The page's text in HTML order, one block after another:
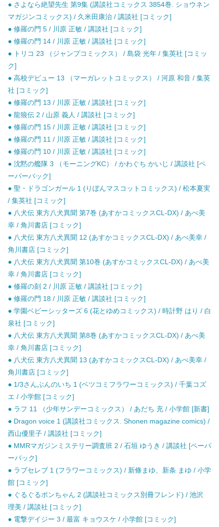
● さよなら絶望先生 第9集 (講談社コミックス 3854巻. ショウネン
マガジンコミックス) / 久米田康治 / 講談社 [コミック]
● 修羅の門 5 / 川原 正敏 / 講談社 [コミック]
● 修羅の門 14 / 川原 正敏 / 講談社 [コミック]
● トリコ 23 （ジャンプコミックス） / 島袋 光年 / 集英社 [コミッ
ク]
● 高校デビュー 13 （マーガレットコミックス） / 河原 和音 / 集英
社 [コミック]
● 修羅の門 13 / 川原 正敏 / 講談社 [コミック]
● 龍狼伝 2 / 山原 義人 / 講談社 [コミック]
● 修羅の門 15 / 川原 正敏 / 講談社 [コミック]
● 修羅の門 11 / 川原 正敏 / 講談社 [コミック]
● 修羅の門 10 / 川原 正敏 / 講談社 [コミック]
● 沈黙の艦隊 3 （モーニングKC） / かわぐち かいじ / 講談社 [ペ
ーパーバック]
● 聖・ドラゴンガール 1 (りぼんマスコットコミックス) / 松本夏実
/ 集英社 [コミック]
● 八犬伝 東方八犬異聞 第7巻 (あすかコミックスCL-DX) / あべ美
幸 / 角川書店 [コミック]
● 八犬伝 東方八犬異聞 12 (あすかコミックスCL-DX) / あべ美幸 /
角川書店 [コミック]
● 八犬伝 東方八犬異聞 第10巻 (あすかコミックスCL-DX) / あべ美
幸 / 角川書店 [コミック]
● 修羅の刻 2 / 川原 正敏 / 講談社 [コミック]
● 修羅の門 18 / 川原 正敏 / 講談社 [コミック]
● 学園ベビーシッターズ 6 (花とゆめコミックス) / 時計野 はり / 白
泉社 [コミック]
● 八犬伝 東方八犬異聞 第8巻 (あすかコミックスCL-DX) / あべ美
幸 / 角川書店 [コミック]
● 八犬伝 東方八犬異聞 13 (あすかコミックスCL-DX) / あべ美幸 /
角川書店 [コミック]
● 1/3さんぶんのいち 1 (ベツコミフラワーコミックス) / 千葉コズ
エ / 小学館 [コミック]
● ラフ 11 （少年サンデーコミックス） / あだち 充 / 小学館 [新書]
● Dragon voice 1 (講談社コミックス. Shonen magazine comics) /
西山優里子 / 講談社 [コミック]
● MMRマガジンミステリー調査班 2 / 石垣 ゆうき / 講談社 [ペーパ
ーバック]
● ラブセレブ 1 (フラワーコミックス) / 新條まゆ、新条 まゆ / 小学
館 [コミック]
● ぐるぐるポンちゃん 2 (講談社コミックス別冊フレンド) / 池沢
理美 / 講談社 [コミック]
● 電撃デイジー 3 / 最富 キョウスケ / 小学館 [コミック]